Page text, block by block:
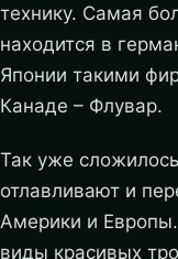
технику. Самая
находится в
Японии такими
Канаде – Флувар.
Так уже
отлавливают и
Америки и
виды красивых